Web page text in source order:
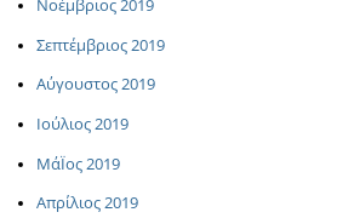
Νοέμβριος 2019
Σεπτέμβριος 2019
Αύγουστος 2019
Ιούλιος 2019
ΜάΪος 2019
Απρίλιος 2019